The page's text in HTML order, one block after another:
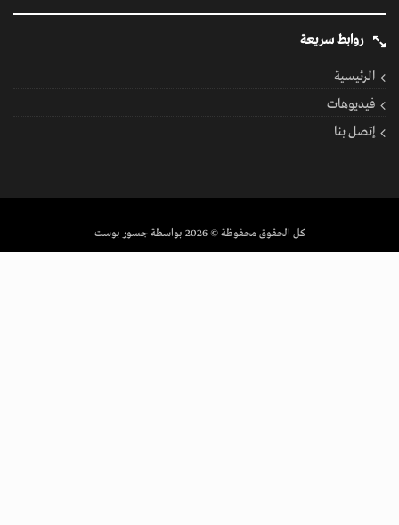
روابط سريعة
الرئيسية
فيديوهات
إتصل بنا
كل الحقوق محفوظة© 2026 بواسطة جسور بوست